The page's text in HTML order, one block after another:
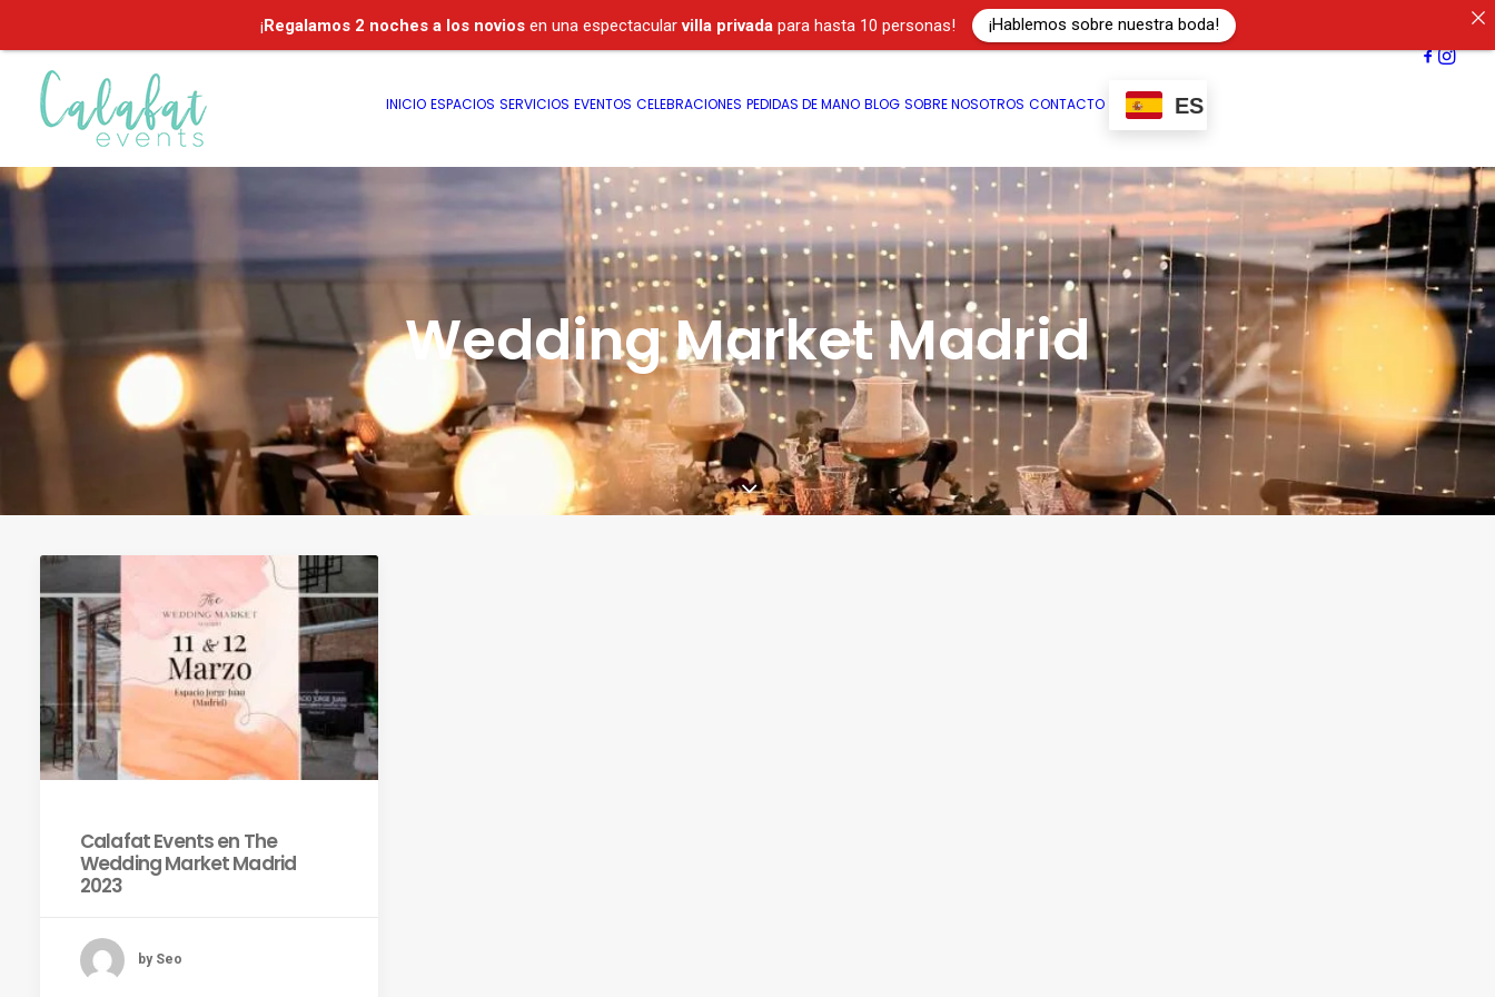
INICIO ESPACIOS SERVICIOS EVENTOS CELEBRACIONES PEDIDAS DE MANO BLOG SOBRE NOSOTROS CONTACTO ES
Wedding Market Madrid
Calafat Events en The
Wedding Market Madrid
2023
by Seo
¡Regalamos 2 noches a los noviosen una espectacularvilla privadapara hasta 10 personas! ¡Hablemos sobre nuestra boda!